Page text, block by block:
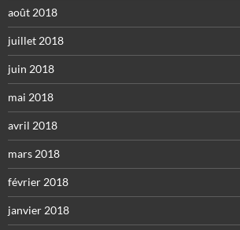
août 2018
juillet 2018
juin 2018
mai 2018
avril 2018
mars 2018
février 2018
janvier 2018